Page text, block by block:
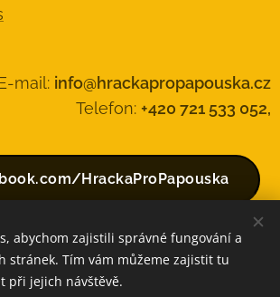
mail: info@hrackapropapouska.cz
Telefon: +420 721 533 052,
HrackaProPapouska
službouWebnode Cookies
abychom zajistili správné fungování a
stránek. Tím vám můžeme zajistit tu
při jejich návštěvě.